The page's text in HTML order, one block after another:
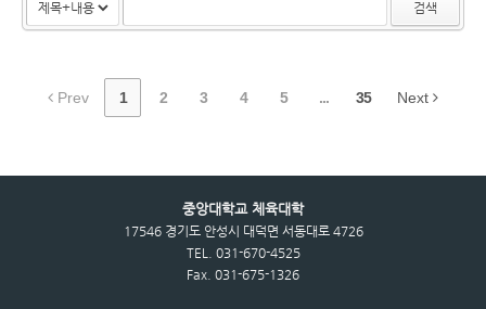
검색
Prev 1 2 3 4 5 ... 35 Next
중앙대학교 체육대학
17546 경기도 안성시 대덕면 서동대로 4726
TEL. 031-670-4525
Fax. 031-675-1326